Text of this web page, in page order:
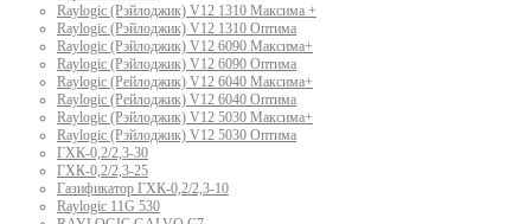
Raylogic (Рэйлоджик) V12 1310 Максима +
Raylogic (Рэйлоджик) V12 1310 Оптима
Raylogic (Рэйлоджик) V12 6090 Максима+
Raylogic (Рэйлоджик) V12 6090 Оптима
Raylogic (Рейлоджик) V12 6040 Максима+
Raylogic (Рейлоджик) V12 6040 Оптима
Raylogic (Рэйлоджик) V12 5030 Максима+
Raylogic (Рэйлоджик) V12 5030 Оптима
ГХК-0,2/2,3-30
ГХК-0,2/2,3-25
Газификатор ГХК-0,2/2,3-10
Raylogic 11G 530